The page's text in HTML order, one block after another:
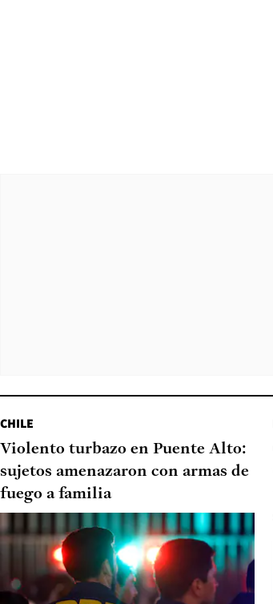
CHILE
Violento turbazo en Puente Alto:
sujetos amenazaron con armas de
fuego a familia